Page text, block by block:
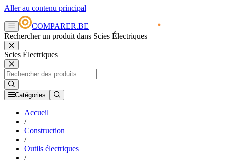
Aller au contenu principal
COMPARER.BE
Rechercher un produit dans Scies Électriques
Scies Électriques
Catégories
Accueil
/
Construction
/
Outils électriques
/